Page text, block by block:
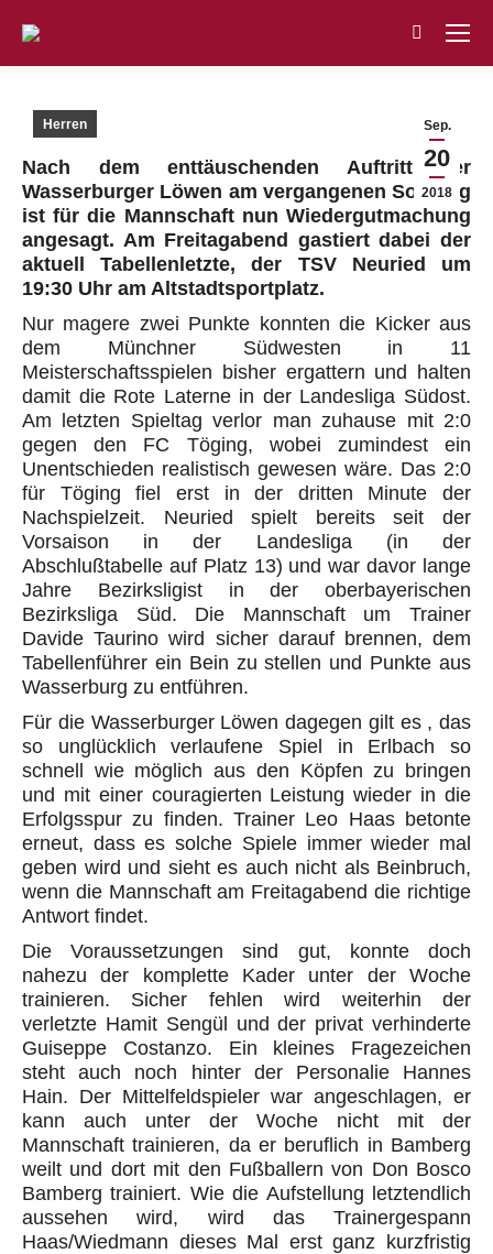
Search:
Sep.
20
2018
Herren
Nach dem enttäuschenden Auftritt der
Wasserburger Löwen am vergangenen Sonntag
ist für die Mannschaft nun Wiedergutmachung
angesagt. Am Freitagabend gastiert dabei der
aktuell Tabellenletzte, der TSV Neuried um
19:30 Uhr am Altstadtsportplatz.
Nur magere zwei Punkte konnten die Kicker aus
dem Münchner Südwesten in 11
Meisterschaftsspielen bisher ergattern und halten
damit die Rote Laterne in der Landesliga Südost.
Am letzten Spieltag verlor man zuhause mit 2:0
gegen den FC Töging, wobei zumindest ein
Unentschieden realistisch gewesen wäre. Das 2:0
für Töging fiel erst in der dritten Minute der
Nachspielzeit. Neuried spielt bereits seit der
Vorsaison in der Landesliga (in der
Abschlußtabelle auf Platz 13) und war davor lange
Jahre Bezirksligist in der oberbayerischen
Bezirksliga Süd. Die Mannschaft um Trainer
Davide Taurino wird sicher darauf brennen, dem
Tabellenführer ein Bein zu stellen und Punkte aus
Wasserburg zu entführen.
Für die Wasserburger Löwen dagegen gilt es , das
so unglücklich verlaufene Spiel in Erlbach so
schnell wie möglich aus den Köpfen zu bringen
und mit einer couragierten Leistung wieder in die
Erfolgsspur zu finden. Trainer Leo Haas betonte
erneut, dass es solche Spiele immer wieder mal
geben wird und sieht es auch nicht als Beinbruch,
wenn die Mannschaft am Freitagabend die richtige
Antwort findet.
Die Voraussetzungen sind gut, konnte doch
nahezu der komplette Kader unter der Woche
trainieren. Sicher fehlen wird weiterhin der
verletzte Hamit Sengül und der privat verhinderte
Guiseppe Costanzo. Ein kleines Fragezeichen
steht auch noch hinter der Personalie Hannes
Hain. Der Mittelfeldspieler war angeschlagen, er
kann auch unter der Woche nicht mit der
Mannschaft trainieren, da er beruflich in Bamberg
weilt und dort mit den Fußballern von Don Bosco
Bamberg trainiert. Wie die Aufstellung letztendlich
aussehen wird, wird das Trainergespann
Haas/Wiedmann dieses Mal erst ganz kurzfristig